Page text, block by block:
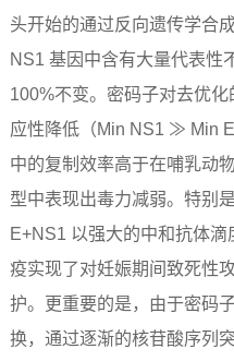
头开始的通过反向遗传学合
NS1 基因中含有大量代表性
100%不变。密码子对去优
应性降低（Min NS1 ≫ Min
中的复制效率高于在哺乳动
型中表现出毒力减弱。特别
E+NS1 以强大的中和抗体
疫实现了对妊娠期间致死性
护。更重要的是，由于密码
换，通过逐渐的核苷酸序列